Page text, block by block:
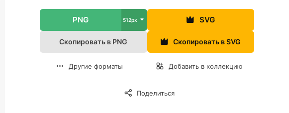
PNG 512px SVG
Скопировать в PNG Скопировать в SVG
Другие форматы Добавить в коллекцию
Поделиться